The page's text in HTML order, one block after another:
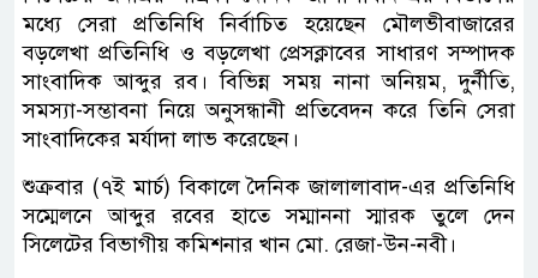
মধ্যে সেরা প্রতিনিধি নির্বাচিত হয়েছেন মৌলভীবাজারের
বড়লেখা প্রতিনিধি ও বড়লেখা প্রেসক্লাবের সাধারণ সম্পাদক
সাংবাদিক আব্দুর রব। বিভিন্ন সময় নানা অনিয়ম, দুর্নীতি,
সমস্যা-সম্ভাবনা নিয়ে অনুসন্ধানী প্রতিবেদন করে তিনি সেরা
সাংবাদিকের মর্যাদা লাভ করেছেন।
শুক্রবার (৭ই মার্চ) বিকালে দৈনিক জালালাবাদ-এর প্রতিনিধি
সম্মেলনে আব্দুর রবের হাতে সম্মাননা স্মারক তুলে দেন
সিলেটের বিভাগীয় কমিশনার খান মো. রেজা-উন-নবী।